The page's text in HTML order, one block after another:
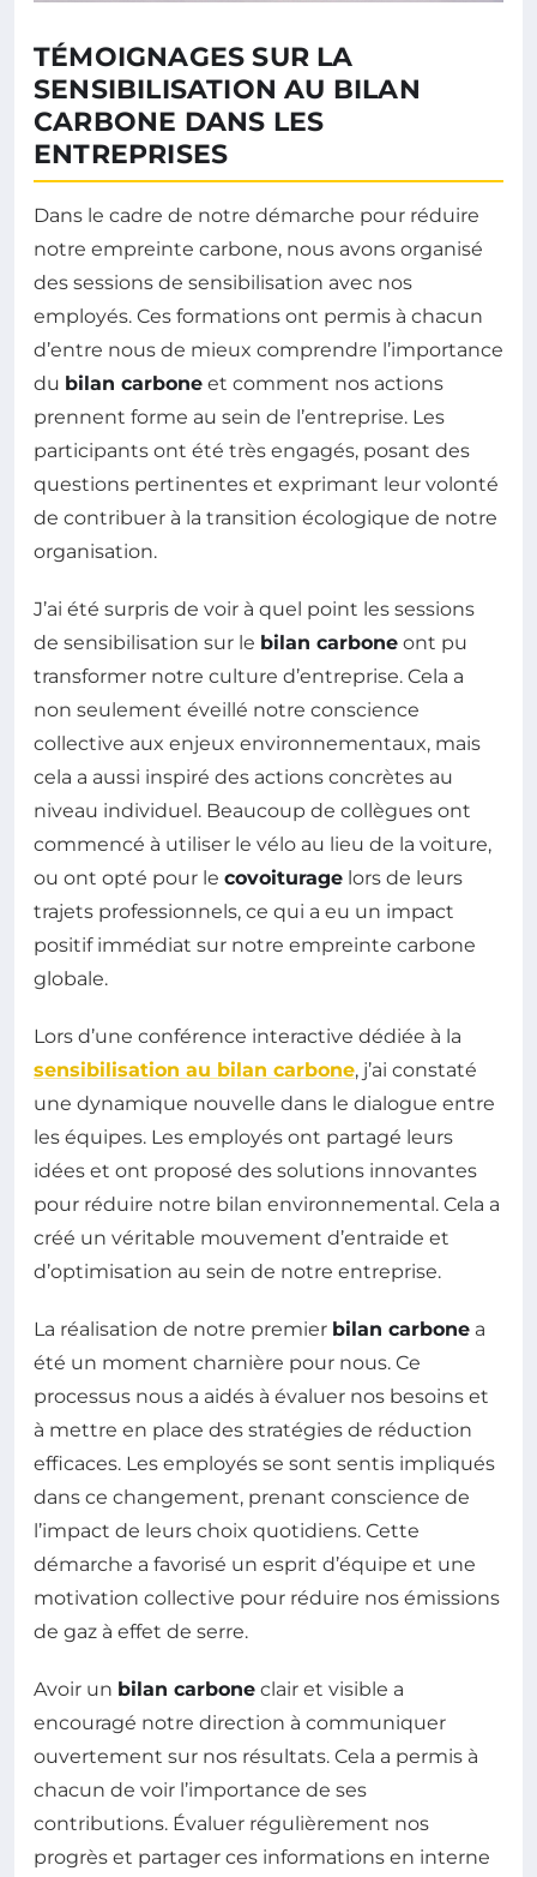
TÉMOIGNAGES SUR LA
SENSIBILISATION AU BILAN
CARBONE DANS LES
ENTREPRISES
Dans le cadre de notre démarche pour réduire
notre empreinte carbone, nous avons organisé
des sessions de sensibilisation avec nos
employés. Ces formations ont permis à chacun
d’entre nous de mieux comprendre l’importance
du bilan carbone et comment nos actions
prennent forme au sein de l’entreprise. Les
participants ont été très engagés, posant des
questions pertinentes et exprimant leur volonté
de contribuer à la transition écologique de notre
organisation.
J’ai été surpris de voir à quel point les sessions
de sensibilisation sur le bilan carbone ont pu
transformer notre culture d’entreprise. Cela a
non seulement éveillé notre conscience
collective aux enjeux environnementaux, mais
cela a aussi inspiré des actions concrètes au
niveau individuel. Beaucoup de collègues ont
commencé à utiliser le vélo au lieu de la voiture,
ou ont opté pour le covoiturage lors de leurs
trajets professionnels, ce qui a eu un impact
positif immédiat sur notre empreinte carbone
globale.
Lors d’une conférence interactive dédiée à la
sensibilisation au bilan carbone, j’ai constaté
une dynamique nouvelle dans le dialogue entre
les équipes. Les employés ont partagé leurs
idées et ont proposé des solutions innovantes
pour réduire notre bilan environnemental. Cela a
créé un véritable mouvement d’entraide et
d’optimisation au sein de notre entreprise.
La réalisation de notre premier bilan carbone a
été un moment charnière pour nous. Ce
processus nous a aidés à évaluer nos besoins et
à mettre en place des stratégies de réduction
efficaces. Les employés se sont sentis impliqués
dans ce changement, prenant conscience de
l’impact de leurs choix quotidiens. Cette
démarche a favorisé un esprit d’équipe et une
motivation collective pour réduire nos émissions
de gaz à effet de serre.
Avoir un bilan carbone clair et visible a
encouragé notre direction à communiquer
ouvertement sur nos résultats. Cela a permis à
chacun de voir l’importance de ses
contributions. Évaluer régulièrement nos
progrès et partager ces informations en interne